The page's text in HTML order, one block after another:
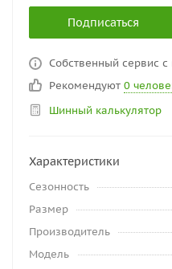
Подписаться
Собственный сервис с
Рекомендуют 0
Шинный калькулятор
Характеристики
Сезонность
Размер
Производитель
Модель